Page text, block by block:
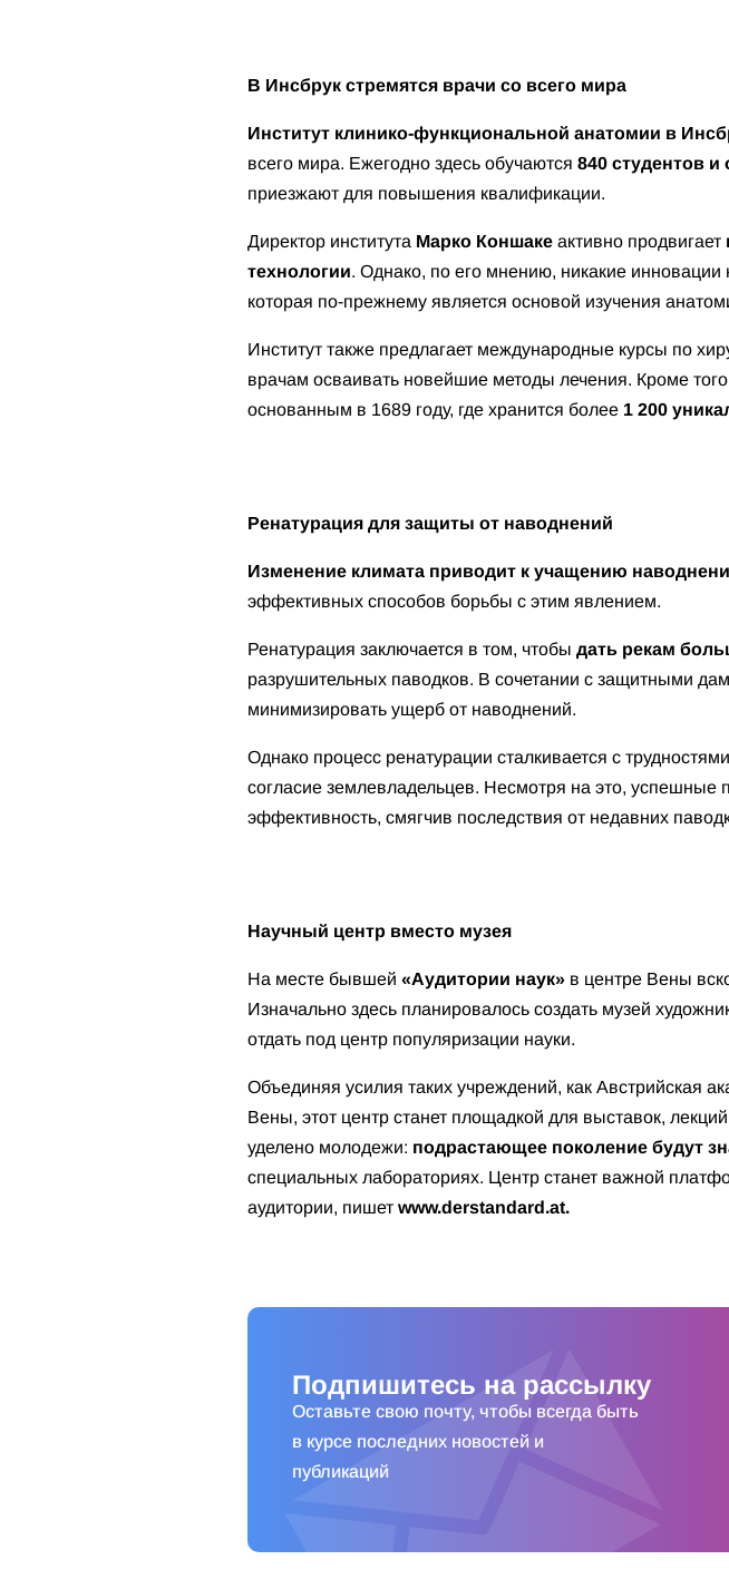
В Инсбрук стремятся врачи со всего мира
Институт клинико-функциональной анатомии в
всего мира. Ежегодно здесь обучаются 840 студентов
приезжают для повышения квалификации.
Директор института Марко Коншаке активно продвигает
технологии. Однако, по его мнению, никакие
которая по-прежнему является основой изучения
Институт также предлагает международные курсы по
врачам осваивать новейшие методы лечения. Кроме
основанным в 1689 году, где хранится более 1 200
Ренатурация для защиты от наводнений
Изменение климата приводит к учащению
эффективных способов борьбы с этим явлением.
Ренатурация заключается в том, чтобы дать рекам
разрушительных паводков. В сочетании с защитными
минимизировать ущерб от наводнений.
Однако процесс ренатурации сталкивается с
согласие землевладельцев. Несмотря на это, успешные
эффективность, смягчив последствия от недавних
Научный центр вместо музея
На месте бывшей «Аудитории наук» в центре Вены
Изначально здесь планировалось создать музей
отдать под центр популяризации науки.
Объединяя усилия таких учреждений, как Австрийская
Вены, этот центр станет площадкой для выставок,
уделено молодежи: подрастающее поколение будут
специальных лабораториях. Центр станет важной
аудитории, пишет www.derstandard.at.
Подпишитесь на рассылку
Оставьте свою почту, чтобы всегда быть
в курсе последних новостей и
публикаций